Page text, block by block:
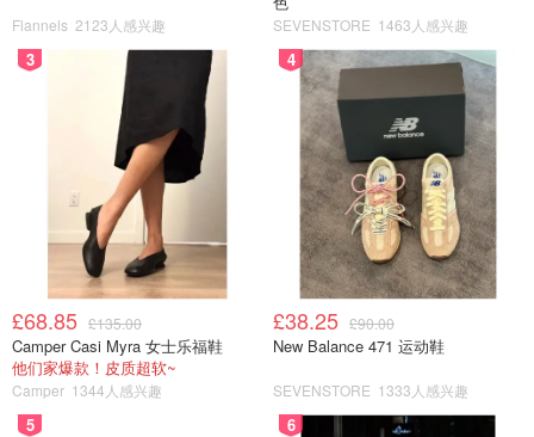
小不列颠晒晒君
M&S玛莎超市购物推荐 | 宝藏零食+季
节限定好物全安利！办理玛莎会员卡
能薅什么羊毛？
VeronicasTeatime 1.5w
3. Sainsburys 会员卡
会员卡办理链接
Flannels 2123人感兴趣 SEVENSTORE 1463人感兴趣
3
£68.85 £135.00
Camper Casi Myra 女士乐福鞋
他们家爆款！皮质超软~
Camper 1344人感兴趣
4
£38.25 £90.00
New Balance 471 运动鞋
SEVENSTORE 1333人感兴趣
5 6